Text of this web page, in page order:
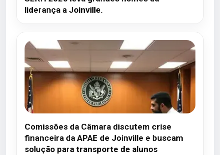
liderança a Joinville.
Comissões da Câmara discutem crise
financeira da APAE de Joinville e buscam
solução para transporte de alunos